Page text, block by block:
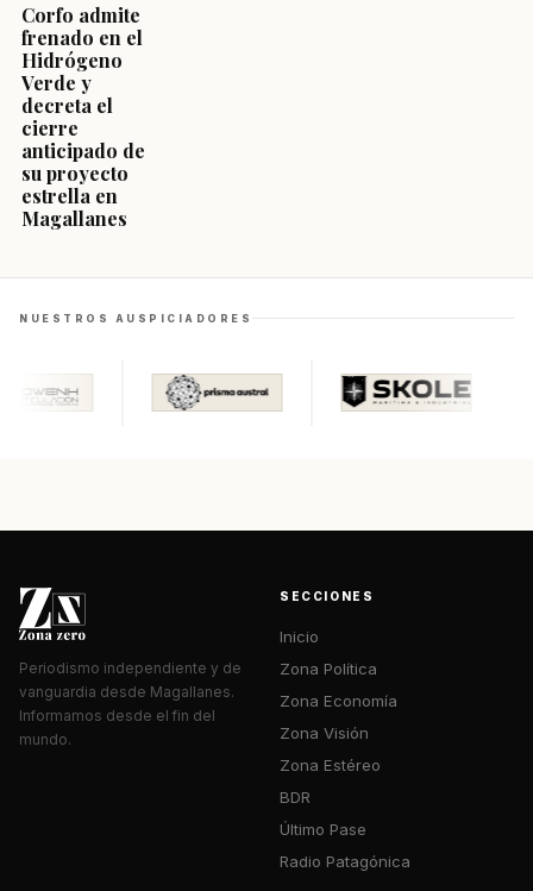
Corfo admite
frenado en el
Hidrógeno
Verde y
decreta el
cierre
anticipado de
su proyecto
estrella en
Magallanes
NUESTROS AUSPICIADORES
Periodismo independiente y de
vanguardia desde Magallanes.
Informamos desde el fin del
mundo.
SECCIONES
Inicio
Zona Política
Zona Economía
Zona Visión
Zona Estéreo
BDR
Último Pase
Radio Patagónica